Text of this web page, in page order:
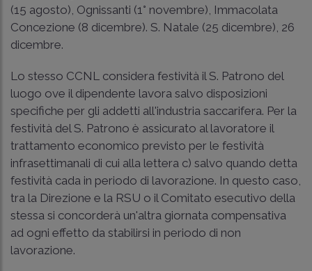
(15 agosto), Ognissanti (1° novembre), Immacolata
Concezione (8 dicembre). S. Natale (25 dicembre), 26
dicembre.
Lo stesso CCNL considera festività il S. Patrono del
luogo ove il dipendente lavora salvo disposizioni
specifiche per gli addetti all'industria saccarifera. Per la
festività del S. Patrono è assicurato al lavoratore il
trattamento economico previsto per le festività
infrasettimanali di cui alla lettera c) salvo quando detta
festività cada in periodo di lavorazione. In questo caso,
tra la Direzione e la RSU o il Comitato esecutivo della
stessa si concorderà un'altra giornata compensativa
ad ogni effetto da stabilirsi in periodo di non
lavorazione.